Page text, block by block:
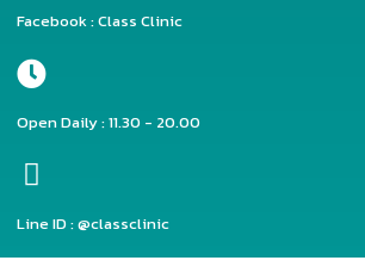
Facebook : Class Clinic
Open Daily : 11.30 - 20.00
Line ID : @classclinic​